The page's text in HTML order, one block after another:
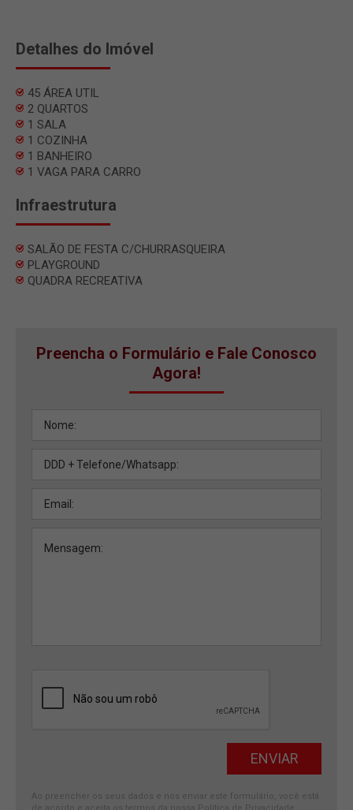
Detalhes do Imóvel
45 ÁREA UTIL
2 QUARTOS
1 SALA
1 COZINHA
1 BANHEIRO
1 VAGA PARA CARRO
Infraestrutura
SALÃO DE FESTA C/CHURRASQUEIRA
PLAYGROUND
QUADRA RECREATIVA
Preencha o Formulário e Fale Conosco
Agora!
Ao preencher os seus dados e nos enviar este formulário, você está